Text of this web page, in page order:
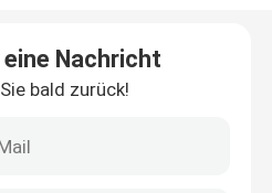
Nachricht
bald zurück!